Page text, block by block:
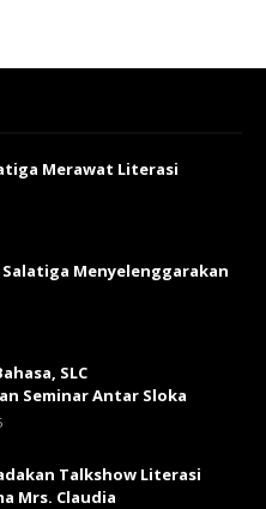
Merawat Literasi
Salatiga Menyelenggarakan
SLC
Seminar Antar Sloka
Talkshow Literasi
Mrs. Claudia